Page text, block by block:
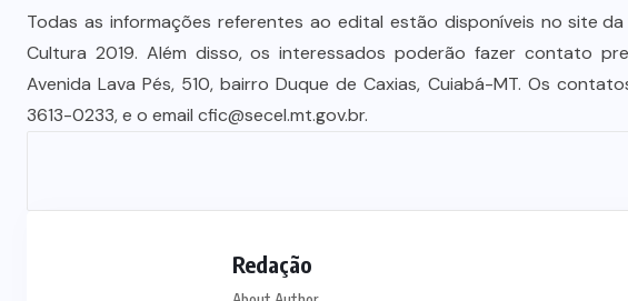
Todas as informações referentes ao edital estão disponíveis nosite da
Cultura 2019. Além disso, os interessados poderão fazer contato
Avenida Lava Pés, 510, bairro Duque de Caxias, Cuiabá-MT. Os
3613-0233, e o email cfic@secel.mt.gov.br.
Redação